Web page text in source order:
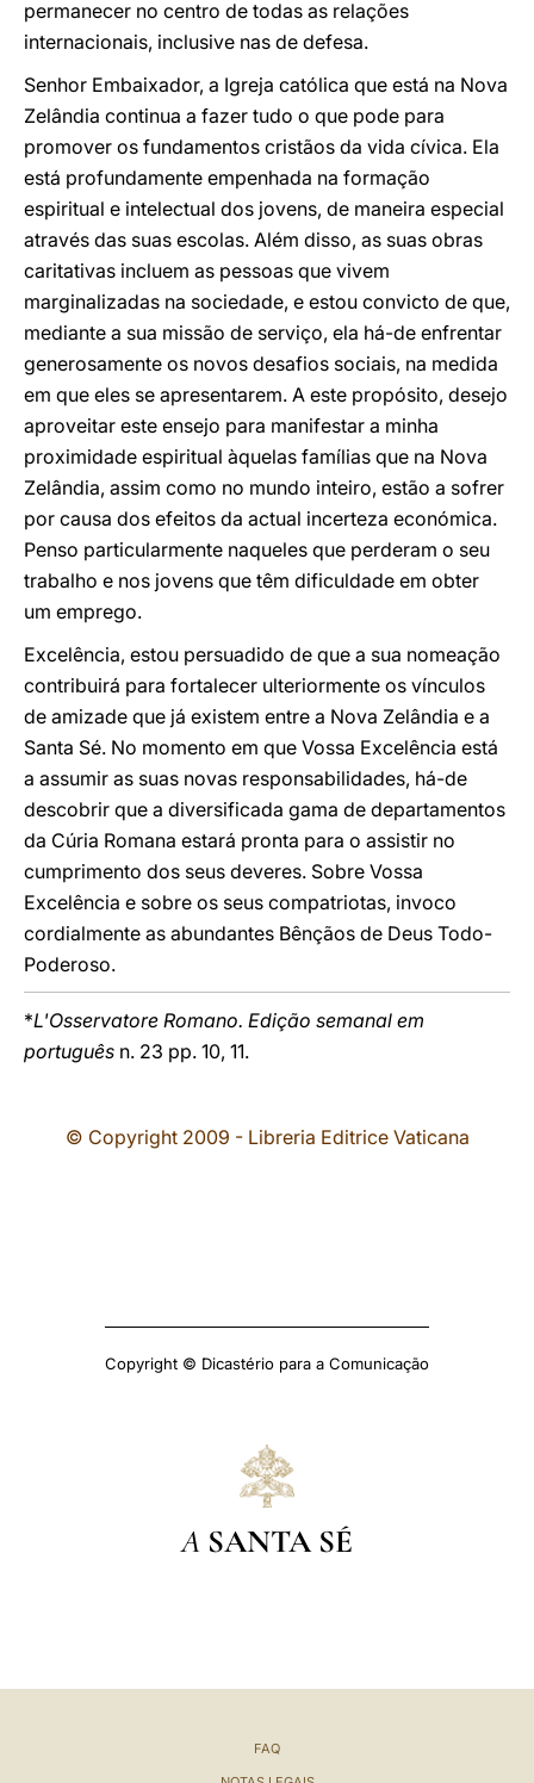
permanecer no centro de todas as relações
internacionais, inclusive nas de defesa.
Senhor Embaixador, a Igreja católica que está na Nova
Zelândia continua a fazer tudo o que pode para
promover os fundamentos cristãos da vida cívica. Ela
está profundamente empenhada na formação
espiritual e intelectual dos jovens, de maneira especial
através das suas escolas. Além disso, as suas obras
caritativas incluem as pessoas que vivem
marginalizadas na sociedade, e estou convicto de que,
mediante a sua missão de serviço, ela há-de enfrentar
generosamente os novos desafios sociais, na medida
em que eles se apresentarem. A este propósito, desejo
aproveitar este ensejo para manifestar a minha
proximidade espiritual àquelas famílias que na Nova
Zelândia, assim como no mundo inteiro, estão a sofrer
por causa dos efeitos da actual incerteza económica.
Penso particularmente naqueles que perderam o seu
trabalho e nos jovens que têm dificuldade em obter
um emprego.
Excelência, estou persuadido de que a sua nomeação
contribuirá para fortalecer ulteriormente os vínculos
de amizade que já existem entre a Nova Zelândia e a
Santa Sé. No momento em que Vossa Excelência está
a assumir as suas novas responsabilidades, há-de
descobrir que a diversificada gama de departamentos
da Cúria Romana estará pronta para o assistir no
cumprimento dos seus deveres. Sobre Vossa
Excelência e sobre os seus compatriotas, invoco
cordialmente as abundantes Bênçãos de Deus Todo-
Poderoso.
*L'Osservatore Romano. Edição semanal em
português n. 23 pp. 10, 11.
© Copyright 2009 - Libreria Editrice Vaticana
Copyright © Dicastério para a Comunicação
A SANTA SÉ
FAQ